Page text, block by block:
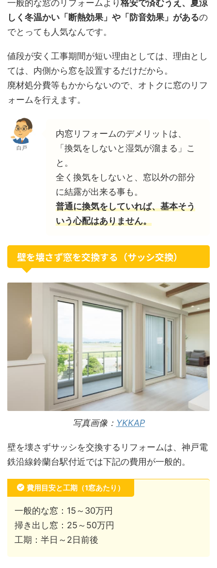
一般的な窓のリフォームより格安で済むうえ、夏涼
しく冬温かい「断熱効果」や「防音効果」があるの
でとっても人気なんです。
値段が安く工事期間が短い理由としては、理由とし
ては、内側から窓を設置するだけだから。
廃材処分費等もかからないので、オトクに窓のリフ
ォームを行えます。
白戸
内窓リフォームのデメリットは、
「換気をしないと湿気が溜まる」こ
と。
全く換気をしないと、窓以外の部分
に結露が出来る事も。
普通に換気をしていれば、基本そう
いう心配はありません。
壁を壊さず窓を交換する（サッシ交換）
写真画像： YKKAP
壁を壊さずサッシを交換するリフォームは、神戸電
鉄沿線鈴蘭台駅付近では下記の費用が一般的。
費用目安と工期（1窓あたり）
一般的な窓：15～30万円
掃き出し窓：25～50万円
工期：半日～2日前後